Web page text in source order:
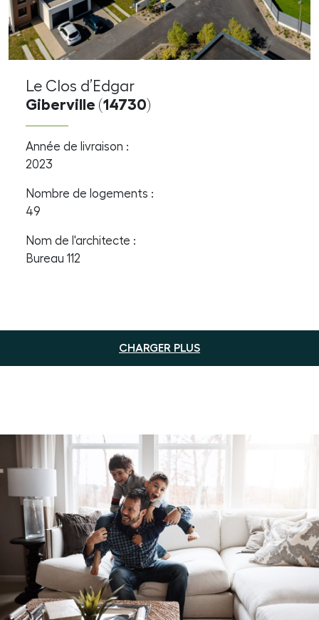
Le Clos d’Edgar
Giberville (14730)
Année de livraison :
2023
Nombre de logements :
49
Nom de l'architecte :
Bureau 112
CHARGER PLUS